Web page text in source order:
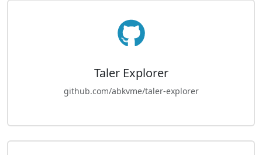
Taler Explorer
github.com/abkvme/taler-explorer